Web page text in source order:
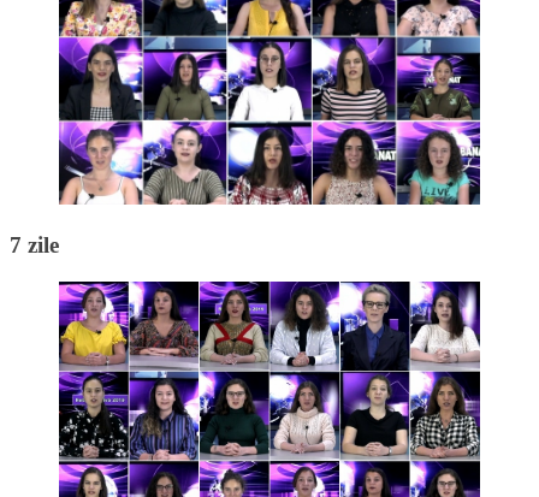
7 zile